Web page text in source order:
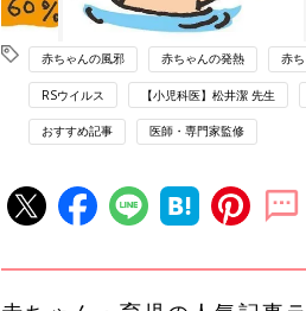
赤ちゃんの風邪 赤ちゃんの発熱 赤
RSウイルス 【小児科医】松井潔 先生
おすすめ記事 医師・専門家監修